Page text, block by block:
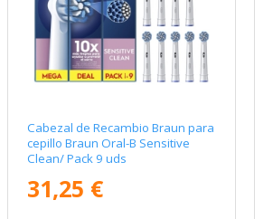
Cabezal de Recambio Braun para
cepillo Braun Oral-B Sensitive
Clean/ Pack 9 uds
31,25 €